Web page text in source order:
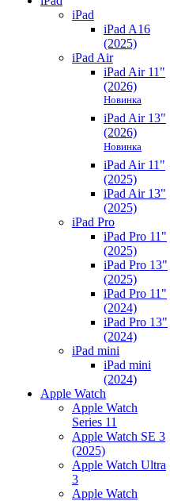
iPad
iPad A16
(2025)
iPad Air
iPad Air 11"
(2026)
Новинка
iPad Air 13"
(2026)
Новинка
iPad Air 11"
(2025)
iPad Air 13"
(2025)
iPad Pro
iPad Pro 11"
(2025)
iPad Pro 13"
(2025)
iPad Pro 11"
(2024)
iPad Pro 13"
(2024)
iPad mini
iPad mini
(2024)
Apple Watch
Apple Watch
Series 11
Apple Watch SE 3
(2025)
Apple Watch Ultra
3
Apple Watch